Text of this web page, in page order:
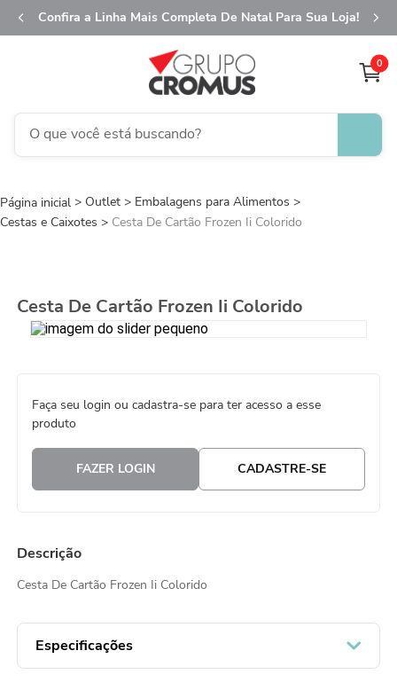
Confira a Linha Mais Completa De Natal Para Sua Loja!
0
O que você está buscando?
Outlet
Embalagens para Alimentos
Cestas e Caixotes
Cesta De Cartão Frozen Ii Colorido
Cesta De Cartão Frozen Ii Colorido
Faça seu login ou cadastra-se para ter acesso a esse
produto
FAZER LOGIN CADASTRE-SE
Descrição
Cesta De Cartão Frozen Ii Colorido
Especificações
1º
fita aramada
5º
9º
vela